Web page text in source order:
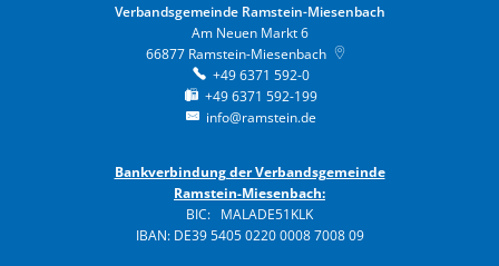
Verbandsgemeinde Ramstein-Miesenbach
Am Neuen Markt 6
66877 Ramstein-Miesenbach
+49 6371 592-0
+49 6371 592-199
info@ramstein.de
Bankverbindung der Verbandsgemeinde
Ramstein-Miesenbach:
BIC: MALADE51KLK
IBAN: DE39 5405 0220 0008 7008 09